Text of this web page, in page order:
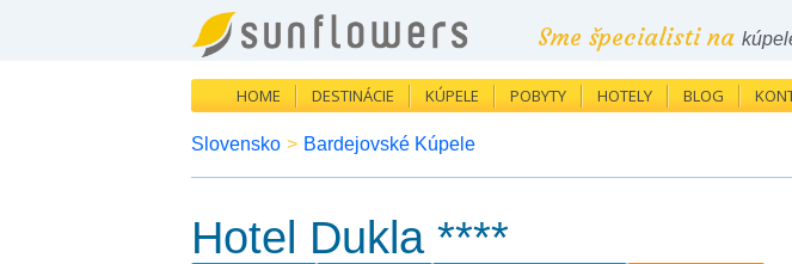
Sme špecialisti na
HOME DESTINÁCIE KÚPELE POBYTY HOTELY BLOG
Slovensko > Bardejovské Kúpele
Hotel Dukla ****